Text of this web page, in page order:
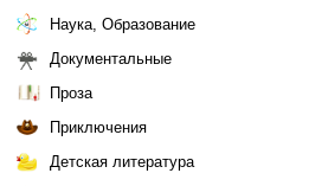
Наука, Образование
Документальные
Проза
Приключения
Детская литература